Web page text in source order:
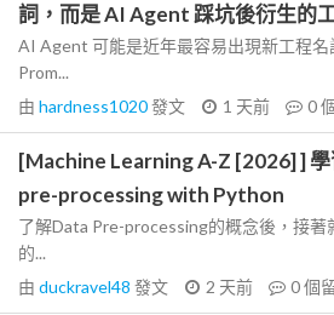
詞，而是 AI Agent 踩坑後衍生的
AI Agent 可能是近年最容易出現新工程
Prom...
由 hardness1020發文 1 天前 0
[Machine Learning A-Z [2026] ]
pre-processing with Python
了解Data Pre-processing的概念後，接著
的...
由 duckravel48 發文 2 天前 0個